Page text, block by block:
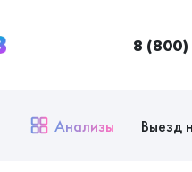
8
Анализы Выезд